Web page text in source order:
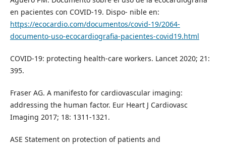
en pacientes con COVID-19. Dispo- nible en:
https://ecocardio.com/documentos/covid-19/2064-
documento-uso-ecocardiograﬁa-pacientes-covid19.html
COVID-19: protecting health-care workers. Lancet 2020; 21:
395.
Fraser AG. A manifesto for cardiovascular imaging:
addressing the human factor. Eur Heart J Cardiovasc
Imaging 2017; 18: 1311-1321.
ASE Statement on protection of patients and